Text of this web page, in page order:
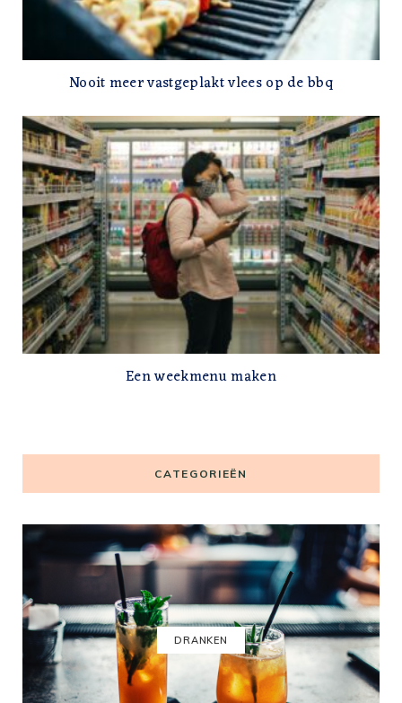
Nooit meer vastgeplakt vlees op de bbq
Een weekmenu maken
CATEGORIEËN
DRANKEN